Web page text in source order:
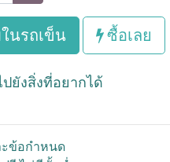
นรถเข็น ซื้อเลย
ปยังสิ่งที่อยากได้
ะข้อกำหนด